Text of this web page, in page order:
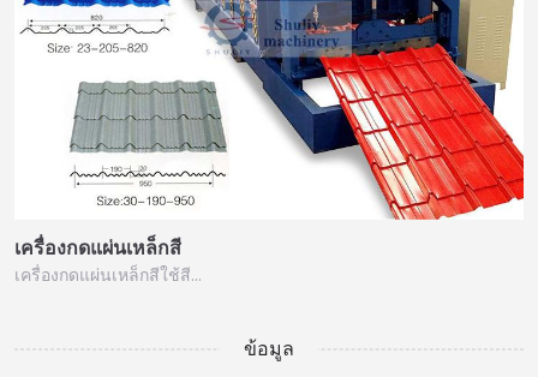
เครื่องกดแผ่นเหล็กสี
เครื่องกดแผ่นเหล็กสีใช้สี…
ข้อมูล